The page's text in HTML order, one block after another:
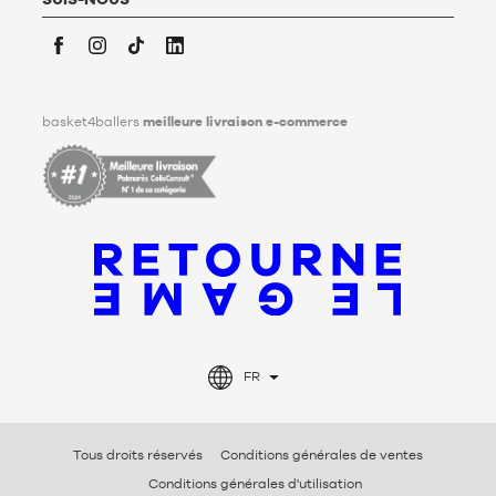
FR
basket4ballers meilleure livraison e-commerce
Tous droits réservés
Conditions générales de ventes
Conditions générales d'utilisation